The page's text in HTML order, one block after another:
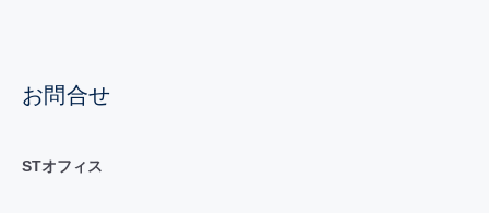
お問合せ
STオフィス